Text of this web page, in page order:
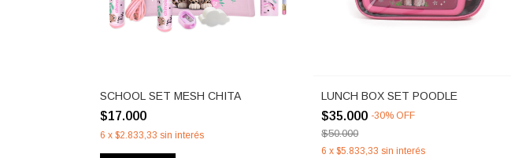
SCHOOL SET MESH CHITA
$17.000
6 x $2.833,33 sin interés
LUNCH BOX SET POODLE
$35.000 -30%OFF
$50.000
6 x$5.833,33 sin interés